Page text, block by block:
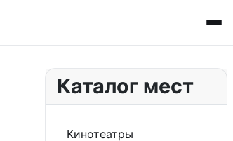
Каталог мест
Кинотеатры